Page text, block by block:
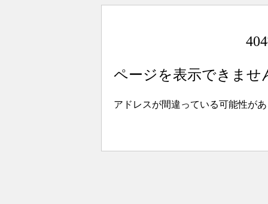
ページを表示できませ
アドレスが間違っている可能性が